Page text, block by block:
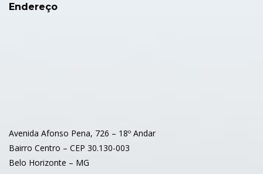
Endereço
Avenida Afonso Pena, 726 – 18º Andar
Bairro Centro – CEP 30.130-003
Belo Horizonte – MG